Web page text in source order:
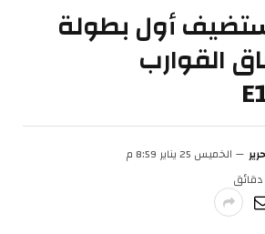
أول بطولة
القوارب
الخميس 25 يناير 8:59 م